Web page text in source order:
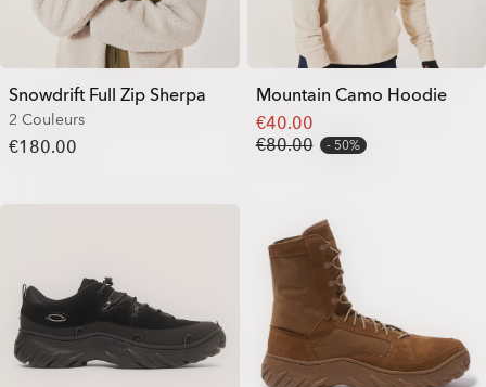
Snowdrift Full Zip Sherpa
2 Couleurs
€180.00
Mountain Camo Hoodie
€40.00
€80.00
50%